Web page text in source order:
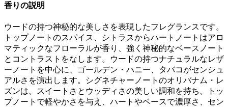
香りの説明
ウードの持つ神秘的な美しさを表現したフレグランスです。
トップノートのスパイス、シトラスからハートノートはアロ
マティックなフローラルが香り、強く神秘的なベースノート
とコントラストをなします。ウードの持つナチュラルなレザ
ーノートを中心に、ゴールデン・ハニー、タバコがセンシュ
アルさを演出します。シグネチャーノートのオリバナム・レ
ズンは、スイートさとウッディさの美しい調和を持ち、トッ
プノートで軽やかさを与え、ハートやベースで濃厚さ、セン